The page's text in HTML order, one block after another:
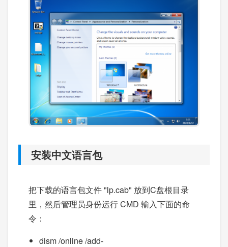
安装中文语言包
把下载的语言包文件 "lp.cab" 放到C盘根目录
里，然后管理员身份运行 CMD 输入下面的命
令：
dism /online /add-